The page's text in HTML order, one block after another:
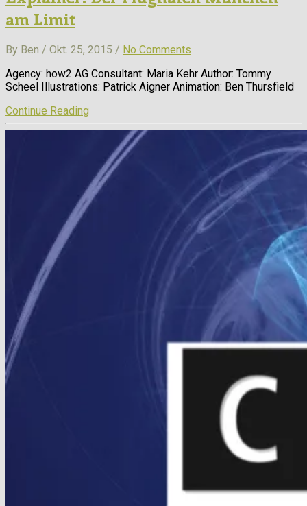
am Limit
By Ben / Okt. 25, 2015 / No Comments
Agency: how2 AG Consultant: Maria Kehr Author: Tommy
Scheel Illustrations: Patrick Aigner Animation: Ben Thursfield
Continue Reading